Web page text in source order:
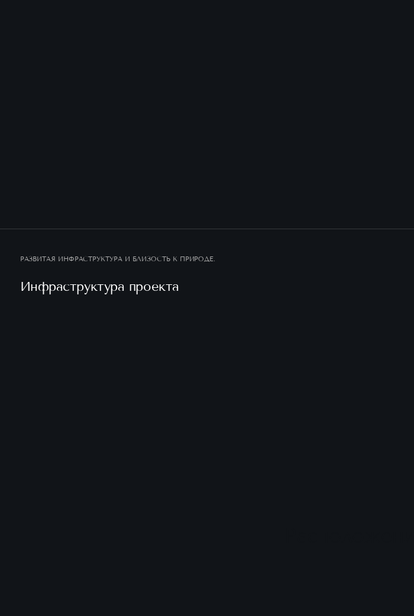
РАЗВИТАЯ ИНФРАСТРУКТУРА И БЛИЗОСТЬ К ПРИРОДЕ.
Инфраструктура проекта